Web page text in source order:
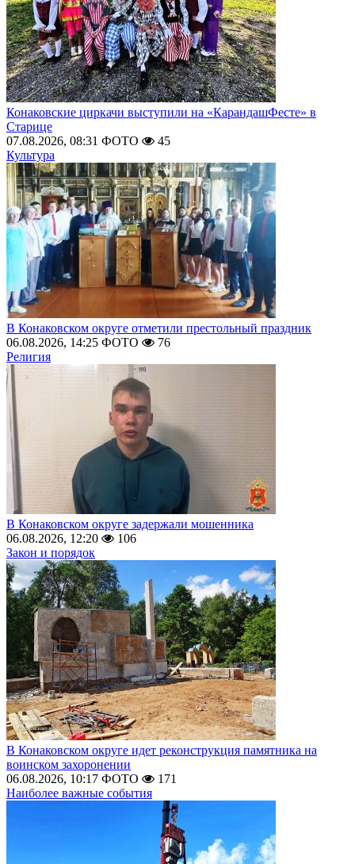
Конаковские циркачи выступили на «КарандашФесте» в
Старице
07.08.2026, 08:31 ФОТО
45
Культура
В Конаковском округе отметили престольный праздник
06.08.2026, 14:25 ФОТО
76
Религия
В Конаковском округе задержали мошенника
06.08.2026, 12:20
106
Закон и порядок
В Конаковском округе идет реконструкция памятника на
воинском захоронении
06.08.2026, 10:17 ФОТО
171
Наиболее важные события